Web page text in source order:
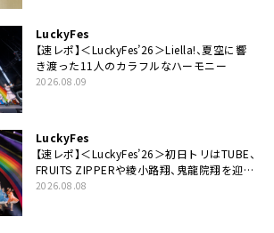
LuckyFes
【速レポ】＜LuckyFes’26＞Liella!、夏空に響
き渡った11人のカラフルなハーモニー
2026.08.09
LuckyFes
【速レポ】＜LuckyFes’26＞初日トリはTUBE、
FRUITS ZIPPERや綾小路翔、鬼龍院翔を迎え
た豪華コラボも「知ってたらぜひ一緒に歌っ
2026.08.08